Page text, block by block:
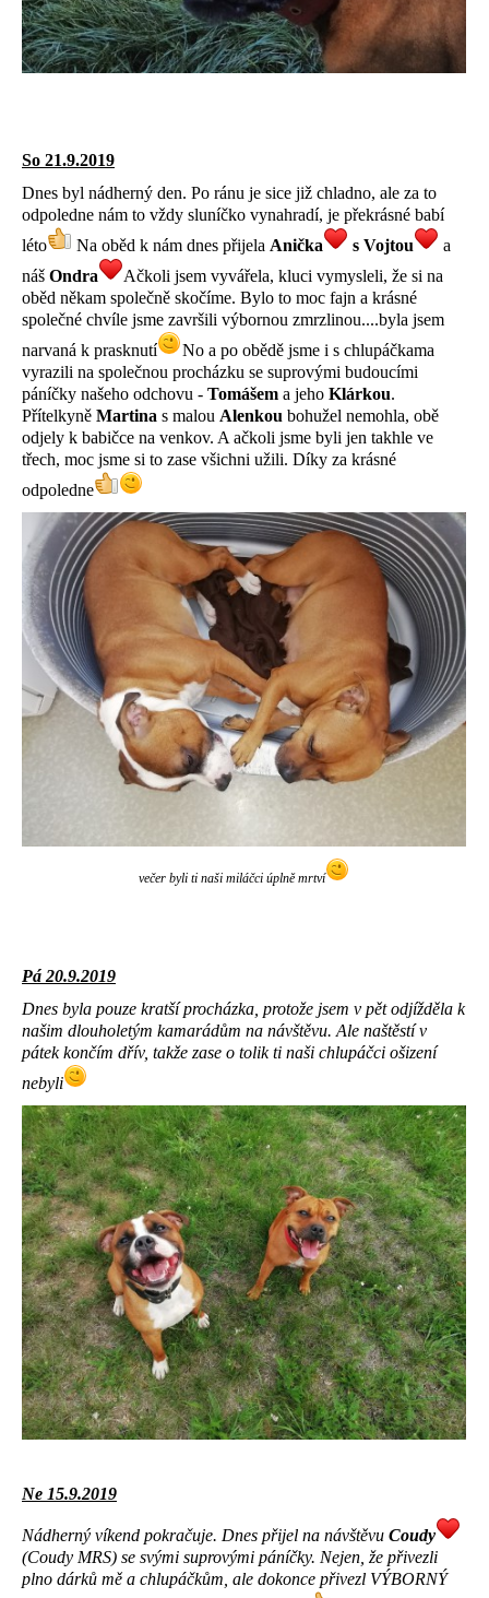
So 21.9.2019
Dnes byl nádherný den. Po ránu je sice již chladno, ale za to
odpoledne nám to vždy sluníčko vynahradí, je překrásné babí
léto
Na oběd k nám dnes přijela Anička s Vojtou
a
náš Ondra
Ačkoli jsem vyvářela, kluci vymysleli, že si na
oběd někam společně skočíme. Bylo to moc fajn a krásné
společné chvíle jsme završili výbornou zmrzlinou....byla jsem
narvaná k prasknutí
No a po obědě jsme i s chlupáčkama
vyrazili na společnou procházku se suprovými budoucími
páníčky našeho odchovu - Tomášem a jeho Klárkou.
Přítelkyně Martina s malou Alenkou bohužel nemohla, obě
odjely k babičce na venkov. A ačkoli jsme byli jen takhle ve
třech, moc jsme si to zase všichni užili. Díky za krásné
odpoledne
večer byli ti naši miláčci úplně mrtví
Pá 20.9.2019
Dnes byla pouze kratší procházka, protože jsem v pět odjížděla k
našim dlouholetým kamarádům na návštěvu. Ale naštěstí v
pátek končím dřív, takže zase o tolik ti naši chlupáčci ošizení
nebyli
Ne 15.9.2019
Nádherný víkend pokračuje. Dnes přijel na návštěvu Coudy
(Coudy MRS) se svými suprovými páníčky. Nejen, že přivezli
plno dárků mě a chlupáčkům, ale dokonce přivezl VÝBORNÝ